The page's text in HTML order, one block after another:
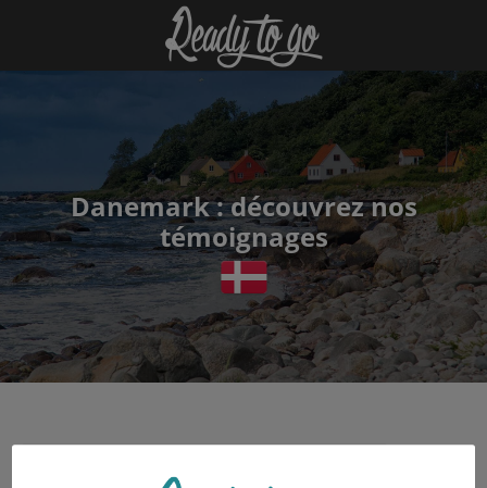
Danemark : découvrez nos
témoignages
Natacha Bruyère
05 février 2020